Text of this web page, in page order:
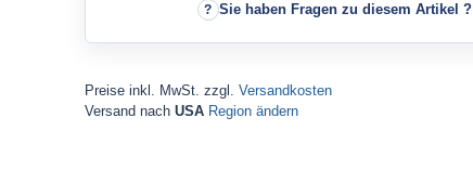
Sie haben Fragen zu diesem Artikel ?
Preise inkl. MwSt. zzgl. Versandkosten
Versand nach USA Region ändern